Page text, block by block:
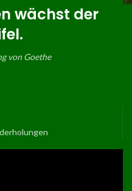
wächst der
von Goethe